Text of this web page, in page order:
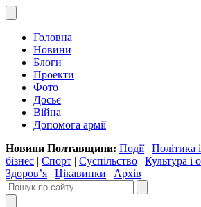
Головна
Новини
Блоги
Проекти
Фото
Досьє
Війна
Допомога армії
Новини Полтавщини: Події| Політика
бізнес | Спорт | Суспільство | Культура і
Здоров’я | Цікавинки | Архів